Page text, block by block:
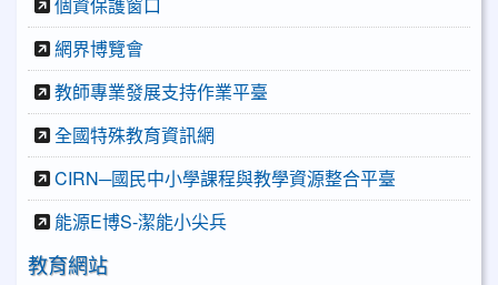
網界博覽會
教師專業發展支持作業平臺
全國特殊教育資訊網
CIRN─國民中小學課程與教學資源整合平臺
能源E博S-潔能小尖兵
教育網站